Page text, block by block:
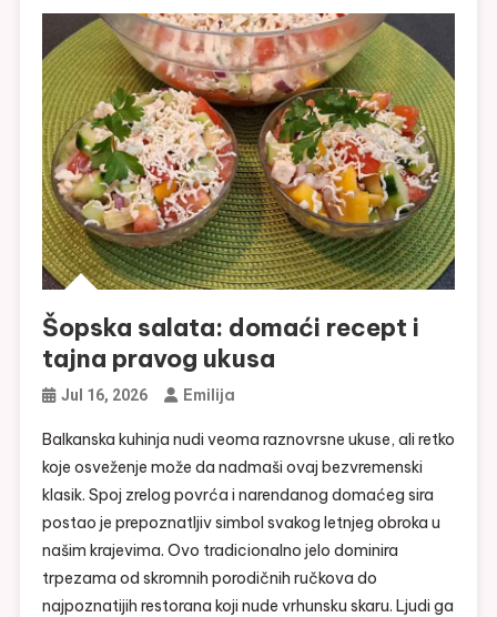
Šopska salata: domaći recept i
tajna pravog ukusa
Jul 16, 2026 Emilija
Balkanska kuhinja nudi veoma raznovrsne ukuse, ali retko
koje osveženje može da nadmaši ovaj bezvremenski
klasik. Spoj zrelog povrća i narendanog domaćeg sira
postao je prepoznatljiv simbol svakog letnjeg obroka u
našim krajevima. Ovo tradicionalno jelo dominira
trpezama od skromnih porodičnih ručkova do
najpoznatijih restorana koji nude vrhunsku skaru. Ljudi ga